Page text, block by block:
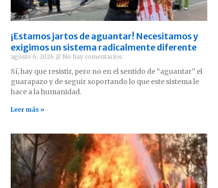
¡Estamos jartos de aguantar! Necesitamos y
exigimos un sistema radicalmente diferente
agosto 6, 2026 No hay comentarios
Sí, hay que resistir, pero no en el sentido de “aguantar” el
guarapazo y de seguir soportando lo que este sistema le
hace a la humanidad.
Leer más »